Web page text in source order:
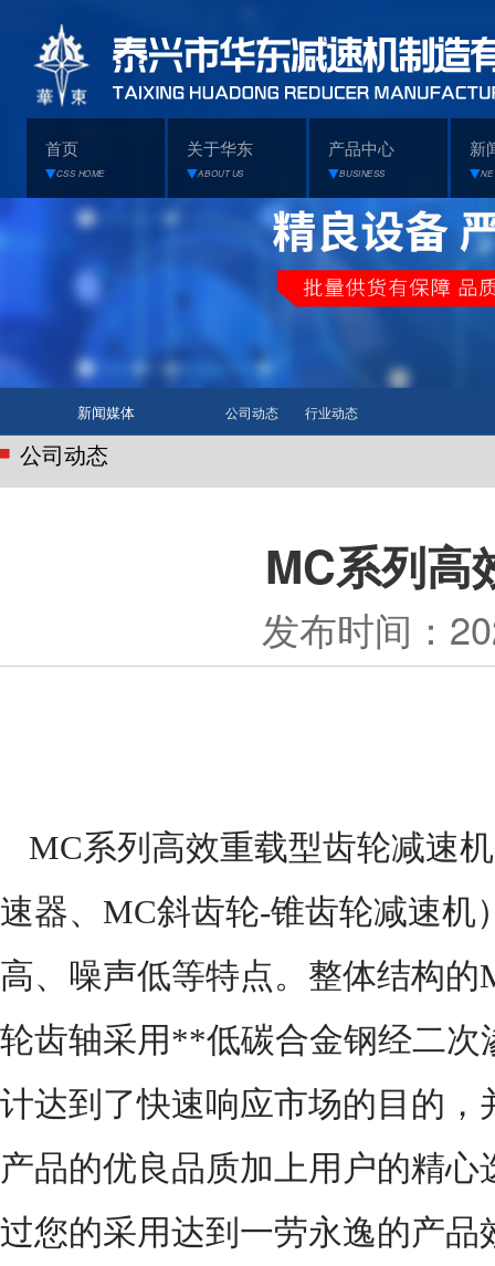
首页
CSS HOME
关于华东
ABOUT US
产品中心
BUSINESS
新
新闻媒体 公司动态 行业动态
公司动态
MC系列高
发布时间：
MC系列高效重载型齿轮减速
速器、 MC斜齿轮-锥齿轮减速机
高、噪声低等特点。整体结构
轮齿轴采用**低碳合金钢经二次
计达到了快速响应市场的目的
产品的优良品质加上用户的精
过您的采用达到一劳永逸的产品